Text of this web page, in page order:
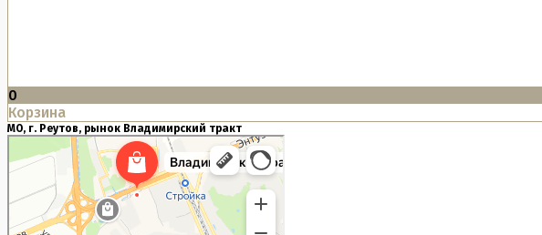
0
Корзина
МО, г. Реутов, рынок Владимирский тракт